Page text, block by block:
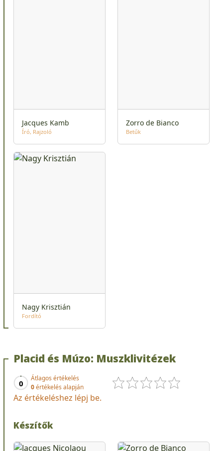
Jacques Kamb
Író Rajzoló
Zorro de Bianco
Betűk
Nagy Krisztián
Fordító
Placid és Múzo: Muszklivitézek
0
Átlagos értékelés
0értékelés alapján
Az értékeléshez lépj be.
Készítők